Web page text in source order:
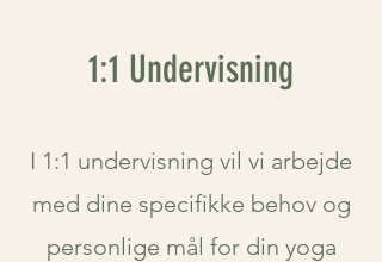
1:1 Undervisning
I 1:1 undervisning vil vi arbejde
med dine specifikke behov og
personlige mål for din yoga